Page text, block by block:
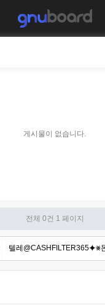
게시물이 없습니다.
전체 0건 1 페이지